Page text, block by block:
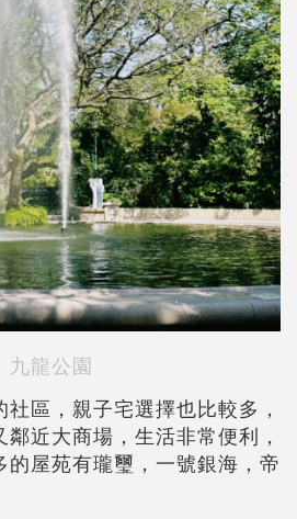
九龍公園
區，親子宅選擇也比較多，
近大商場，生活非常便利，
的屋苑有瓏璽，一號銀海，帝